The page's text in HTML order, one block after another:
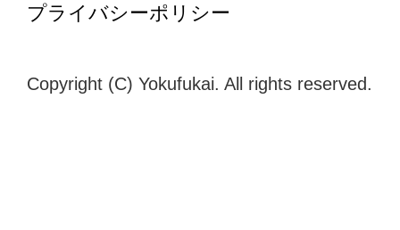
プライバシーポリシー
Copyright (C) Yokufukai. All rights reserved.